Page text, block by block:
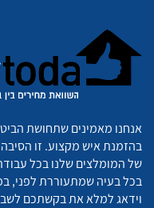
אנחנו מאמינים שתחושת
בהזמנת איש מקצוע. זו
של המומלצים שלנו בכל
בכל בעיה שמתעוררת לפני,
וידאג למלא את בקשתכם